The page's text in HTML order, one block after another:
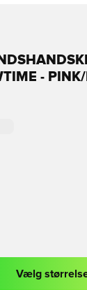
-
ind eller
Vælg